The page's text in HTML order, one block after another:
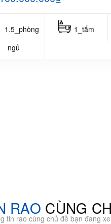
1.5_phòng
ngủ
1_tắm
RAO CÙNG
tin rao cùng chủ đề bạn đang